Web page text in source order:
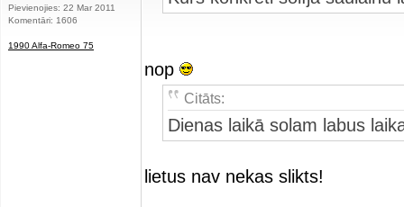
Pievienojies: 22 Mar 2011
Komentāri: 1606
1990 Alfa-Romeo 75
nop
Citāts:
Dienas laikā solam labus
lietus nav nekas slikts!